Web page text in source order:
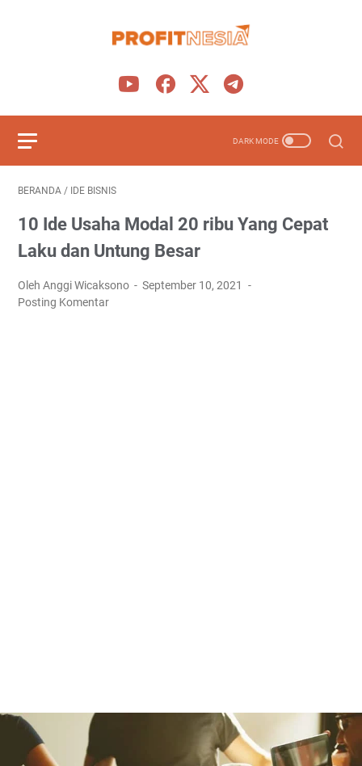
BERANDA / IDE BISNIS
10 Ide Usaha Modal 20 ribu Yang Cepat
Laku dan Untung Besar
Oleh Anggi Wicaksono
September 10, 2021
Posting Komentar